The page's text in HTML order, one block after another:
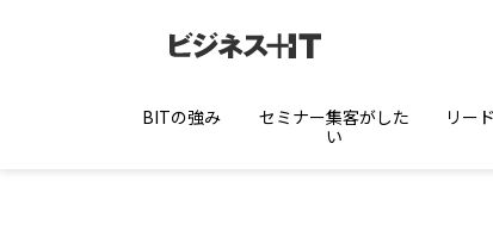
BITの強み
セミナー集客がした
い
リー